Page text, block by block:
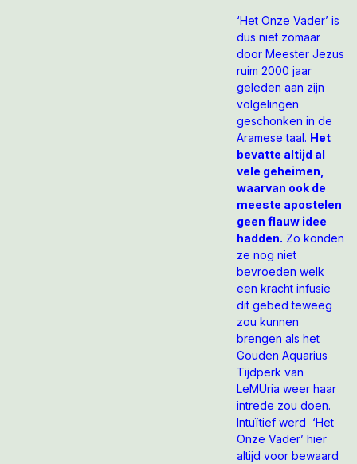
‘Het Onze Vader’ is
dus niet zomaar
door Meester Jezus
ruim 2000 jaar
geleden aan zijn
volgelingen
geschonken in de
Aramese taal. Het
bevatte altijd al
vele geheimen,
waarvan ook de
meeste apostelen
geen flauw idee
hadden. Zo konden
ze nog niet
bevroeden welk
een kracht infusie
dit gebed teweeg
zou kunnen
brengen als het
Gouden Aquarius
Tijdperk van
LeMUria weer haar
intrede zou doen.
Intuïtief werd ‘Het
Onze Vader’ hier
altijd voor bewaard